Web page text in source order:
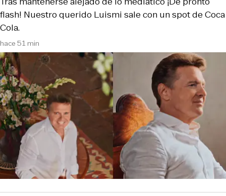
hace 51 min
flash! Nuestro querido Luismi sale con un spot de Coca
Cola.